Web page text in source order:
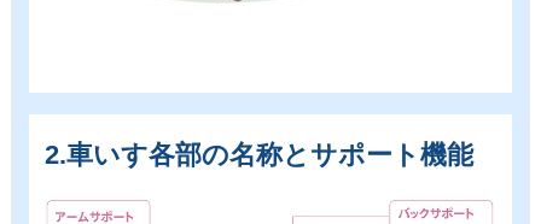
2.車いす各部の名称とサポート機能